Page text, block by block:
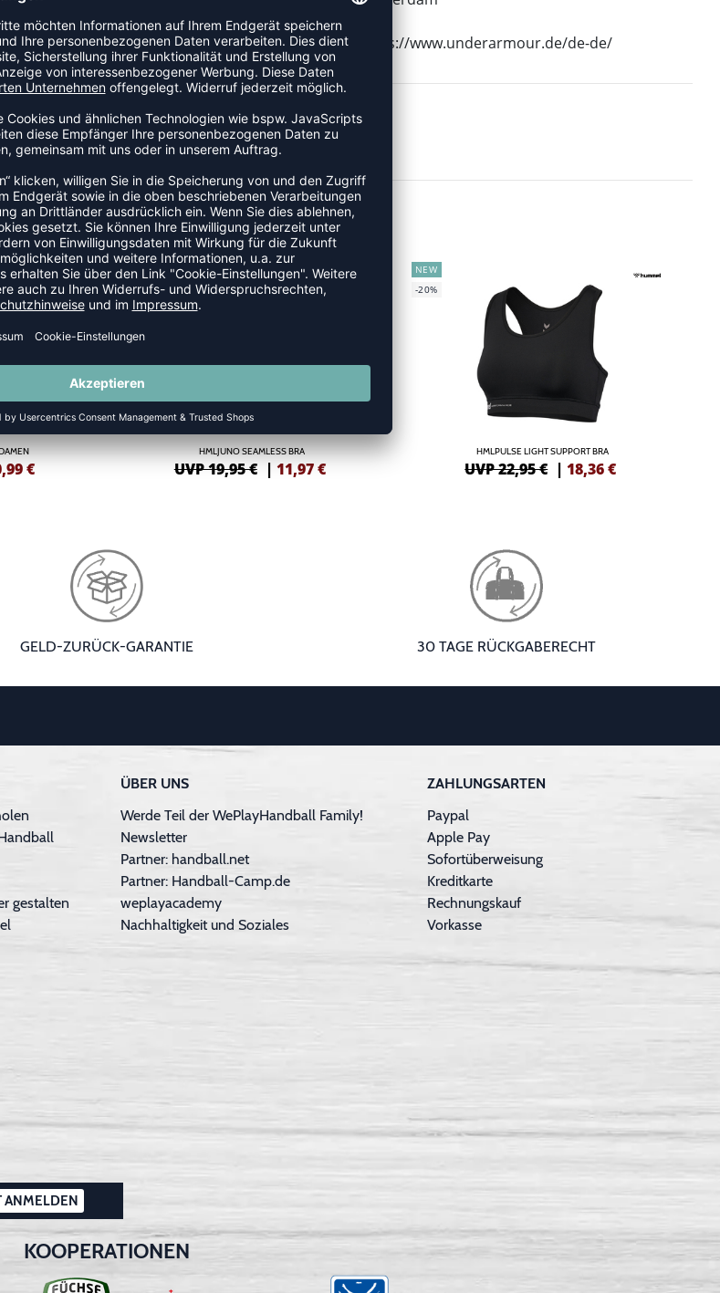
15 cm 90 %
NL
Web: https://www.underarmour.de/de-de/
€
-40%
HMLJUNO SEAMLESS BRA
UVP 19,95 € | 11,97€
NEW
-20%
HMLPULSE LIGHT SUPPORT BRA
UVP 22,95 € |18,36€
GELD-ZURÜCK-GARANTIE 30 TAGE RÜCKGABERECHT
gestalten
ÜBER UNS
Werde Teil der WePlayHandball Family!
Newsletter
Partner: handball.net
Partner: Handball-Camp.de
weplayacademy
Nachhaltigkeit und Soziales
ZAHLUNGSARTEN
Paypal
Apple Pay
Sofortüberweisung
Kreditkarte
Rechnungskauf
Vorkasse
ANMELDEN
KOOPERATIONEN